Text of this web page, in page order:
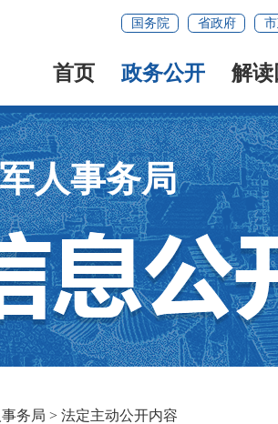
国务院 省政府
首页 政务公开 解
人事务局
务局 > 法定主动公开内容